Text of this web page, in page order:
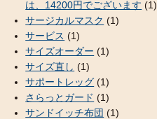
は、14200円でございます (1)
サージカルマスク (1)
サービス (1)
サイズオーダー (1)
サイズ直し (1)
サポートレッグ (1)
さらっとガード (1)
サンドイッチ布団 (1)